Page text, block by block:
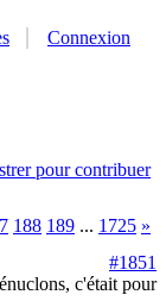
Connexion
pour contribuer
188 189 ... 1725 »
#1851
c'était pour